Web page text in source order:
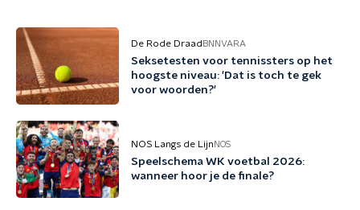
De Rode Draad BNNVARA
Seksetesten voor tennissters op het
hoogste niveau: 'Dat is toch te gek
voor woorden?'
NOS Langs de Lijn NOS
Speelschema WK voetbal 2026:
wanneer hoor je de finale?